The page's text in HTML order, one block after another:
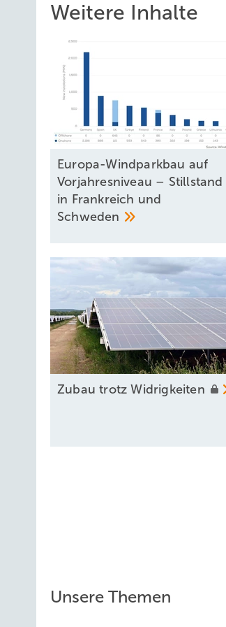
Weitere Inhalte
Europa-Windparkbau auf
Vorjahresniveau – Stillstand
in Frankreich und
Schweden
Zubau trotzWidrigkeiten
Unsere Themen